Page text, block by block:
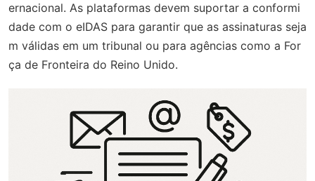
ernacional. As plataformas devem suportar a conformi
dade com o eIDAS para garantir que as assinaturas seja
m válidas em um tribunal ou para agências como a For
ça de Fronteira do Reino Unido.